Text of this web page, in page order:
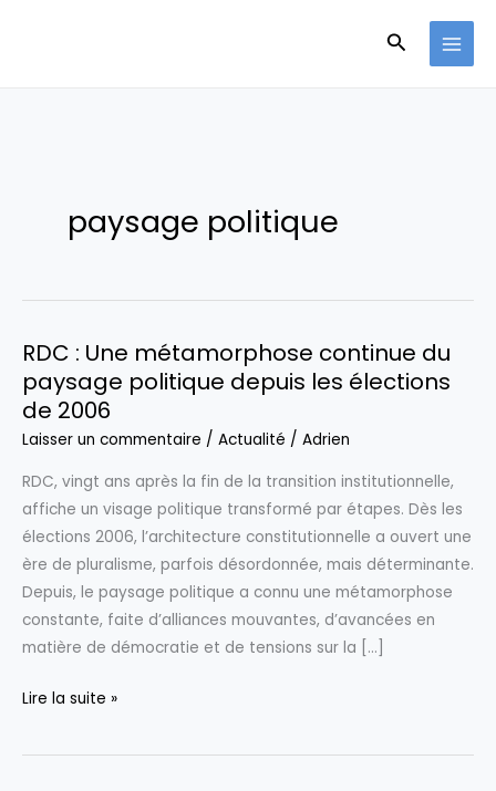
paysage politique
RDC : Une métamorphose continue du
paysage politique depuis les élections
de 2006
Laisser un commentaire / Actualité / Adrien
RDC, vingt ans après la fin de la transition institutionnelle,
affiche un visage politique transformé par étapes. Dès les
élections 2006, l’architecture constitutionnelle a ouvert une
ère de pluralisme, parfois désordonnée, mais déterminante.
Depuis, le paysage politique a connu une métamorphose
constante, faite d’alliances mouvantes, d’avancées en
matière de démocratie et de tensions sur la […]
RDC
Une
Lire la suite »